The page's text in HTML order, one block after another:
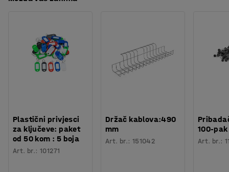
Plastični privjesci
za ključeve: paket
od 50 kom : 5 boja
Art. br.:101271
Držač kablova:490
mm
Art. br.: 151042
100-pak
Art. br.: